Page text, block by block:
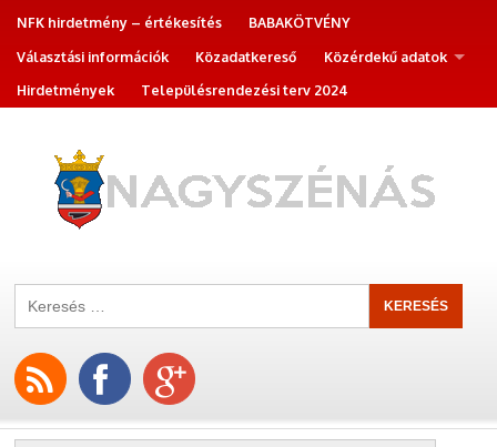
NFK hirdetmény – értékesítés
BABAKÖTVÉNY
Választási információk
Közadatkereső
Közérdekű adatok
Hirdetmények
Településrendezési terv 2024